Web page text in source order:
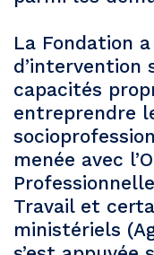
La Fondation
d’intervention
capacités
entreprendre
menée avec
Travail et
ministériels